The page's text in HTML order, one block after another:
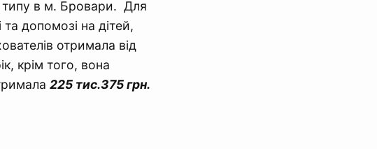
типу в м. Бровари. Для
допомозі на дітей,
отримала від
крім того, вона
225 тис.375 грн.